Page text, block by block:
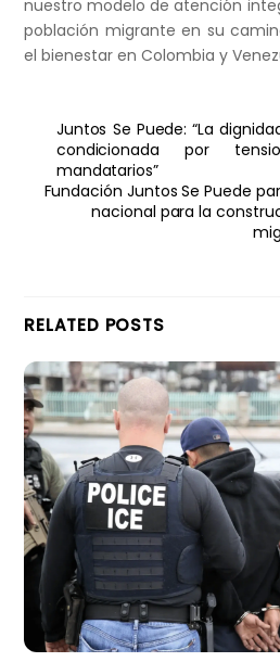
nuestro modelo de atención
población migrante en su
el bienestar en Colombia y
Juntos Se Puede: “La
condicionada por
mandatarios”
Fundación Juntos Se Puede
nacional para la
RELATED POSTS